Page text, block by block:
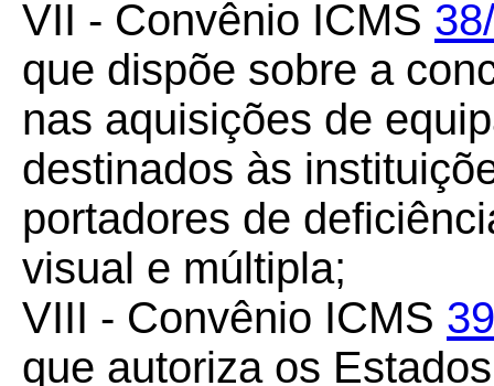
VII - Convênio ICMS
que dispõe sobre a
nas aquisições de
destinados às
portadores de
visual e múltipla;
VIII - Convênio ICMS
que autoriza os